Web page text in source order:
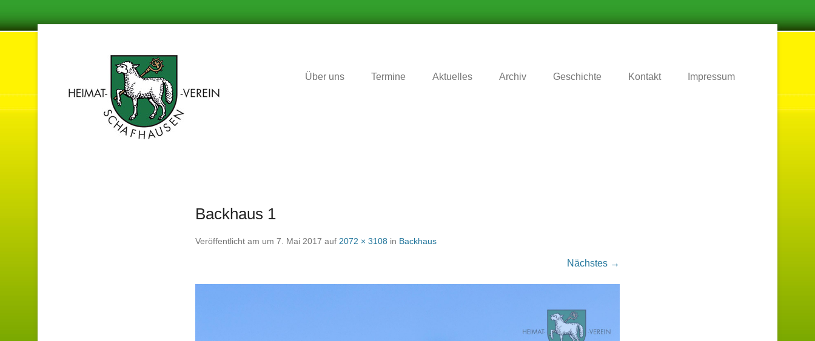
Über uns Termine Aktuelles Archiv Geschichte Kontakt Impressum
Backhaus 1
Veröffentlicht am um 7. Mai 2017 auf 2072 × 3108 in Backhaus
Nächstes →